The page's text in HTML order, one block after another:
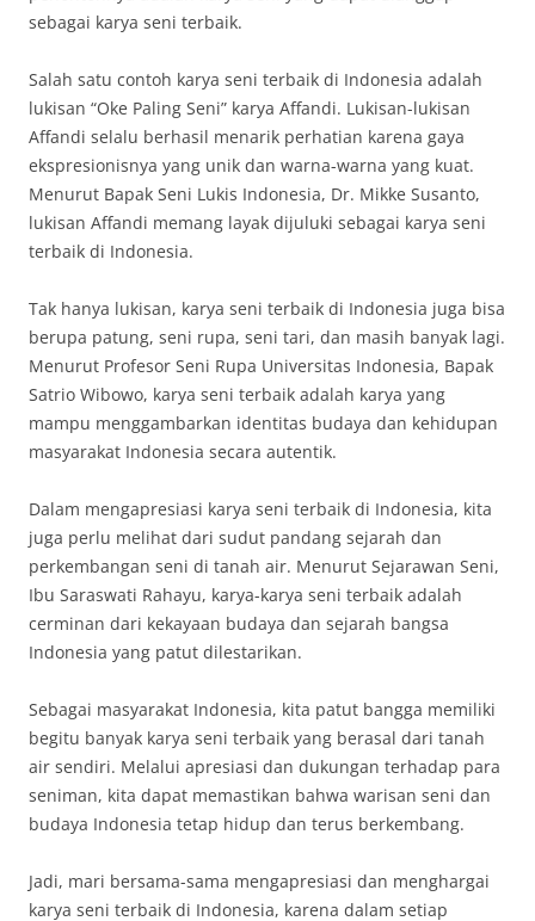
sebagai karya seni terbaik.
Salah satu contoh karya seni terbaik di Indonesia adalah
lukisan “Oke Paling Seni” karya Affandi. Lukisan-lukisan
Affandi selalu berhasil menarik perhatian karena gaya
ekspresionisnya yang unik dan warna-warna yang kuat.
Menurut Bapak Seni Lukis Indonesia, Dr. Mikke Susanto,
lukisan Affandi memang layak dijuluki sebagai karya seni
terbaik di Indonesia.
Tak hanya lukisan, karya seni terbaik di Indonesia juga bisa
berupa patung, seni rupa, seni tari, dan masih banyak lagi.
Menurut Profesor Seni Rupa Universitas Indonesia, Bapak
Satrio Wibowo, karya seni terbaik adalah karya yang
mampu menggambarkan identitas budaya dan kehidupan
masyarakat Indonesia secara autentik.
Dalam mengapresiasi karya seni terbaik di Indonesia, kita
juga perlu melihat dari sudut pandang sejarah dan
perkembangan seni di tanah air. Menurut Sejarawan Seni,
Ibu Saraswati Rahayu, karya-karya seni terbaik adalah
cerminan dari kekayaan budaya dan sejarah bangsa
Indonesia yang patut dilestarikan.
Sebagai masyarakat Indonesia, kita patut bangga memiliki
begitu banyak karya seni terbaik yang berasal dari tanah
air sendiri. Melalui apresiasi dan dukungan terhadap para
seniman, kita dapat memastikan bahwa warisan seni dan
budaya Indonesia tetap hidup dan terus berkembang.
Jadi, mari bersama-sama mengapresiasi dan menghargai
karya seni terbaik di Indonesia, karena dalam setiap